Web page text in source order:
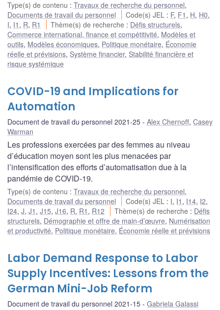
Type(s) de contenu : Travaux de recherche du personnel,
Documents de travail du personnel
Code(s) JEL : F, F1 , H, H0,
I, I1 , R, R1 Thème(s) de recherche : Défis structurels,
Commerce international, finance et compétitivité, Modèles et
outils, Modèles économiques, Politique monétaire, Économie
réelle et prévisions, Système financier, Stabilité financière et
risque systémique
COVID-19 and Implications for
Automation
Document de travail du personnel 2021-25 Alex Chernoff, Casey
Warman
Les professions exercées par des femmes au niveau
d’éducation moyen sont les plus menacées par
l’intensification des efforts d’automatisation due à la
pandémie de COVID-19.
Type(s) de contenu : Travaux de recherche du personnel,
Documents de travail du personnel
Code(s) JEL : I, I1 , I14, I2,
I24, J, J1 , J15, J16, R, R1 , R12 Thème(s) de recherche : Défis
structurels, Démographie et offre de main-d’œuvre, Numérisation
et productivité, Politique monétaire, Économie réelle et prévisions
Labor Demand Response to Labor
Supply Incentives: Lessons from the
German Mini-Job Reform
Document de travail du personnel 2021-15 Gabriela Galassi